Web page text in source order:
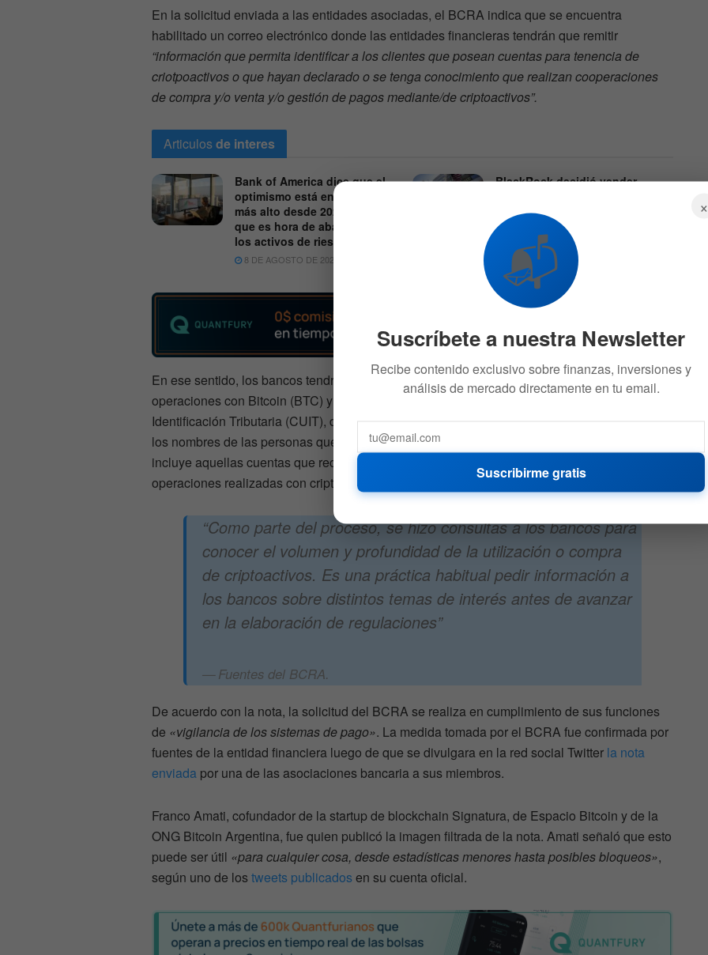
En la solicitud enviada a las entidades asociadas, el BCRA indica que se encuentra
habilitado un correo electrónico donde las entidades financieras tendrán que remitir
“información que permita identificar a los clientes que posean cuentas para tenencia de
criotpoactivos o que hayan declarado o se tenga conocimiento que realizan cooperaciones
de compra y/o venta y/o gestión de pagos mediante/de criptoactivos”.
Articulosde interes
Bank of America dice que el
optimismo está en su nivel
más alto desde 2021 por lo
que es hora de abandonar
los activos de riesgo
8 DE AGOSTO DE 2026
BlackRock decidió vender
lugar?
7 DE AGOSTO DE 2026
En ese sentido, los bancos tendrán que brindar información de cada cliente que realice
operaciones con Bitcoin (BTC) y otras criptomonedas, como el número de Código Único de
Identificación Tributaria (CUIT), domicilio, número y tipo de cuenta, además de proporcionar
los nombres de las personas que están autorizadas para usar dicha cuenta. La solicitud
incluye aquellas cuentas que reciben o envían transferencias de dinero producto de las
operaciones realizadas con criptoactivos, según la fuente.
“Como parte del proceso, se hizo consultas a los bancos para
conocer el volumen y profundidad de la utilización o compra
de criptoactivos. Es una práctica habitual pedir información a
los bancos sobre distintos temas de interés antes de avanzar
en la elaboración de regulaciones”
Fuentes del BCRA.
De acuerdo con la nota, la solicitud del BCRA se realiza en cumplimiento de sus funciones
de «vigilancia de los sistemas de pago». La medida tomada por el BCRA fue confirmada por
fuentes de la entidad financiera luego de que se divulgara en la red social Twitter la nota
enviada por una de las asociaciones bancaria a sus miembros.
Franco Amati, cofundador de la startup de blockchain Signatura, de Espacio Bitcoin y de la
ONG Bitcoin Argentina, fue quien publicó la imagen filtrada de la nota. Amati señaló que esto
puede ser útil «para cualquier cosa, desde estadísticas menores hasta posibles bloqueos»,
según uno de lostweets publicadosen su cuenta oficial.
×
📬
Suscríbete a nuestra Newsletter
Recibe contenido exclusivo sobre finanzas, inversiones y
análisis de mercado directamente en tu email.
Suscribirme gratis